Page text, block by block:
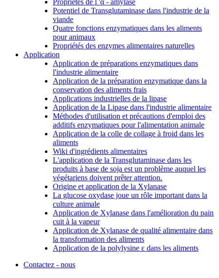
Propriétés de l 'α - amylase
Potentiel de Transglutaminase dans l'industrie de la
viande
Quatre fonctions enzymatiques dans les aliments
pour animaux
Propriétés des enzymes alimentaires naturelles
Application
Application de préparations enzymatiques dans
l'industrie alimentaire
Application de la préparation enzymatique dans la
conservation des aliments frais
Applications industrielles de la lipase
Application de la Lipase dans l'industrie alimentaire
Méthodes d'utilisation et précautions d'emploi des
additifs enzymatiques pour l'alimentation animale
Application de la colle de collage à froid dans les
aliments
Wiki d'ingrédients alimentaires
L'application de la Transglutaminase dans les
produits à base de soja est un problème auquel les
végétariens doivent prêter attention.
Origine et application de la Xylanase
La glucose oxydase joue un rôle important dans la
culture animale
Application de Xylanase dans l'amélioration du pain
cuit à la vapeur
Application de Xylanase de qualité alimentaire dans
la transformation des aliments
Application de la polylysine ε dans les aliments
Contactez - nous